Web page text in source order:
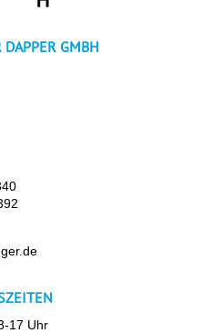
GMBH
17 Uhr